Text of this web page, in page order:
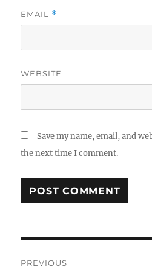
EMAIL *
WEBSITE
Save my name, email, and
the next time I comment.
PREVIOUS